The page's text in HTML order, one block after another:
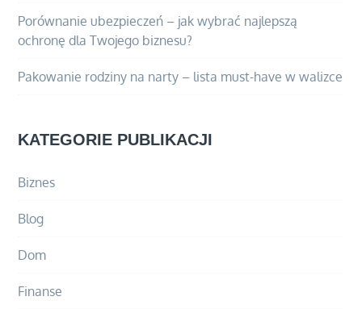
Porównanie ubezpieczeń – jak wybrać najlepszą
ochronę dla Twojego biznesu?
Pakowanie rodziny na narty – lista must-have w walizce
KATEGORIE PUBLIKACJI
Biznes
Blog
Dom
Finanse